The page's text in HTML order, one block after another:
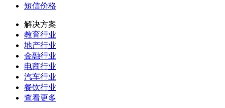
短信价格
解决方案
教育行业
地产行业
金融行业
电商行业
汽车行业
餐饮行业
查看更多